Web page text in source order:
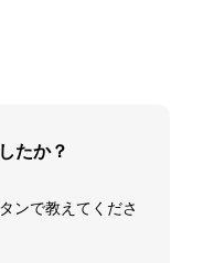
たか？
ンで教えてくださ